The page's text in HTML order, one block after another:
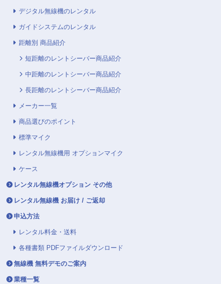
デジタル無線機のレンタル
ガイドシステムのレンタル
距離別 商品紹介
短距離のレントシーバー商品紹介
中距離のレントシーバー商品紹介
長距離のレントシーバー商品紹介
メーカー一覧
商品選びのポイント
標準マイク
レンタル無線機用 オプションマイク
ケース
レンタル無線機オプション その他
レンタル無線機 お届け / ご返却
申込方法
レンタル料金・送料
各種書類 PDFファイルダウンロード
無線機 無料デモのご案内
業種一覧